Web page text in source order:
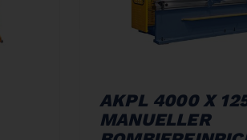
AKPL 4000 X
MANUELLER